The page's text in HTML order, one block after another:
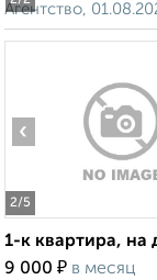
Агентство,
2/5
‹
1-к квартира, на
9 000 ₽ в месяц